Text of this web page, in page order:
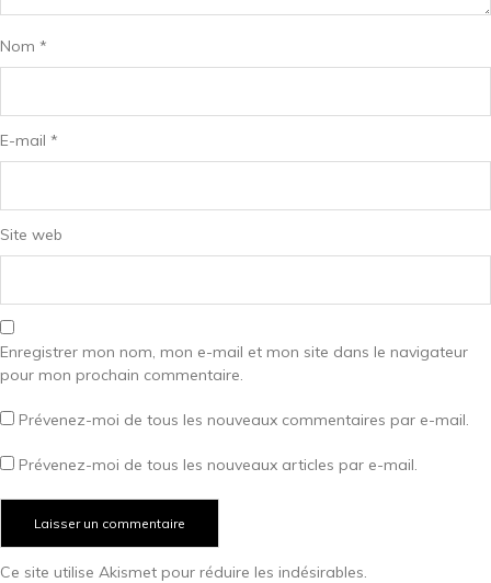
Nom *
E-mail *
Site web
Enregistrer mon nom, mon e-mail et mon site dans le navigateur
pour mon prochain commentaire.
Prévenez-moi de tous les nouveaux commentaires par e-mail.
Prévenez-moi de tous les nouveaux articles par e-mail.
Ce site utilise Akismet pour réduire les indésirables.